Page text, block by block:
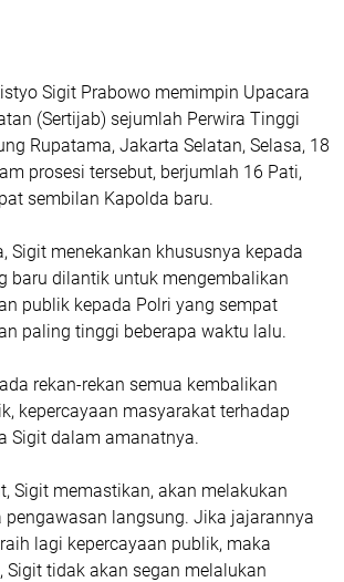
Sigit Prabowo memimpin Upacara
(Sertijab) sejumlah Perwira Tinggi
Rupatama, Jakarta Selatan, Selasa, 18
prosesi tersebut, berjumlah 16 Pati,
sembilan Kapolda baru.
Sigit menekankan khususnya kepada
baru dilantik untuk mengembalikan
publik kepada Polri yang sempat
paling tinggi beberapa waktu lalu.
rekan-rekan semua kembalikan
kepercayaan masyarakat terhadap
Sigit dalam amanatnya.
Sigit memastikan, akan melakukan
pengawasan langsung. Jika jajarannya
lagi kepercayaan publik, maka
Sigit tidak akan segan melalukan